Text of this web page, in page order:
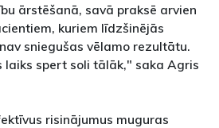
ārstēšanā, savā praksē arvien
kuriem līdzšinējās
sniegušas vēlamo rezultātu.
laiks spert soli tālāk," saka Agris
risinājumus muguras